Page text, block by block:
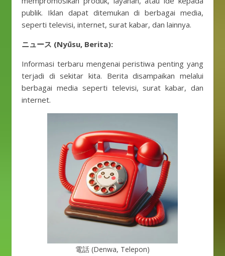
publik. Iklan dapat ditemukan di berbagai media,
seperti televisi, internet, surat kabar, dan lainnya.
ニュース (Nyūsu, Berita):
Informasi terbaru mengenai peristiwa penting yang
terjadi di sekitar kita. Berita disampaikan melalui
berbagai media seperti televisi, surat kabar, dan
internet.
電話 (Denwa, Telepon)